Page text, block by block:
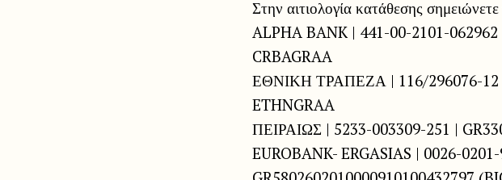
Στην αιτιολογία κατάθεσης
ALPHA BANK | 441-00-2101-
CRBAGRAA
ΕΘΝΙΚΗ ΤΡΑΠΕΖΑ | 116/296076-12 |
ETHNGRAA
ΠΕΙΡΑΙΩΣ | 5233-003309-251 |
EUROBANK- ERGASIAS | 0026-